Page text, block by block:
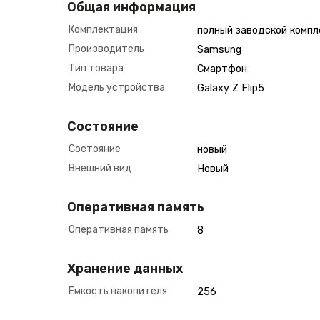
Общая информация
Комплектация
полный заводской
Производитель
Samsung
Тип товара
Смартфон
Модель устройства
Galaxy Z Flip5
Состояние
Состояние
новый
Внешний вид
Новый
Оперативная память
Оперативная память 8
Хранение данных
Емкость накопителя 256